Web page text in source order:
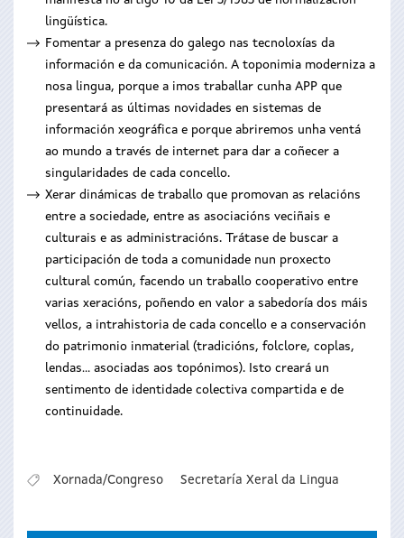
lingüística.
Fomentar a presenza do galego nas tecnoloxías da
información e da comunicación. A toponimia moderniza a
nosa lingua, porque a imos traballar cunha APP que
presentará as últimas novidades en sistemas de
información xeográfica e porque abriremos unha ventá
ao mundo a través de internet para dar a coñecer a
singularidades de cada concello.
Xerar dinámicas de traballo que promovan as relacións
entre a sociedade, entre as asociacións veciñais e
culturais e as administracións. Trátase de buscar a
participación de toda a comunidade nun proxecto
cultural común, facendo un traballo cooperativo entre
varias xeracións, poñendo en valor a sabedoría dos máis
vellos, a intrahistoria de cada concello e a conservación
do patrimonio inmaterial (tradicións, folclore, coplas,
lendas... asociadas aos topónimos). Isto creará un
sentimento de identidade colectiva compartida e de
continuidade.
Xornada/Congreso Secretaría Xeral da Lingua